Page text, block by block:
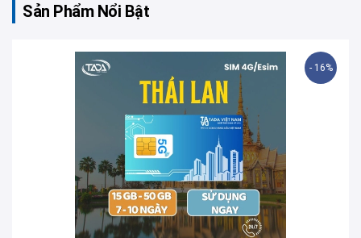
Sản Phẩm Nổi Bật
- 16%